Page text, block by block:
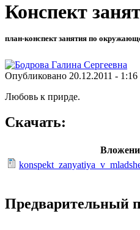
Конспект
план-конспект занятия по
Опубликовано 20.12.2011 - 1:16
Любовь к прирде.
Скачать:
Предварительный